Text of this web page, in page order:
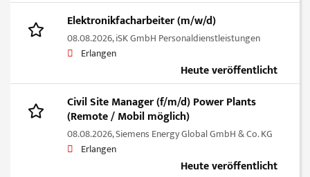
Elektronikfacharbeiter (m/w/d)
08.08.2026,iSK GmbH Personaldienstleistungen
Erlangen
Heute veröffentlicht
Civil Site Manager (f/m/d) Power Plants
(Remote / Mobil möglich)
08.08.2026,Siemens Energy Global GmbH & Co. KG
Erlangen
Heute veröffentlicht